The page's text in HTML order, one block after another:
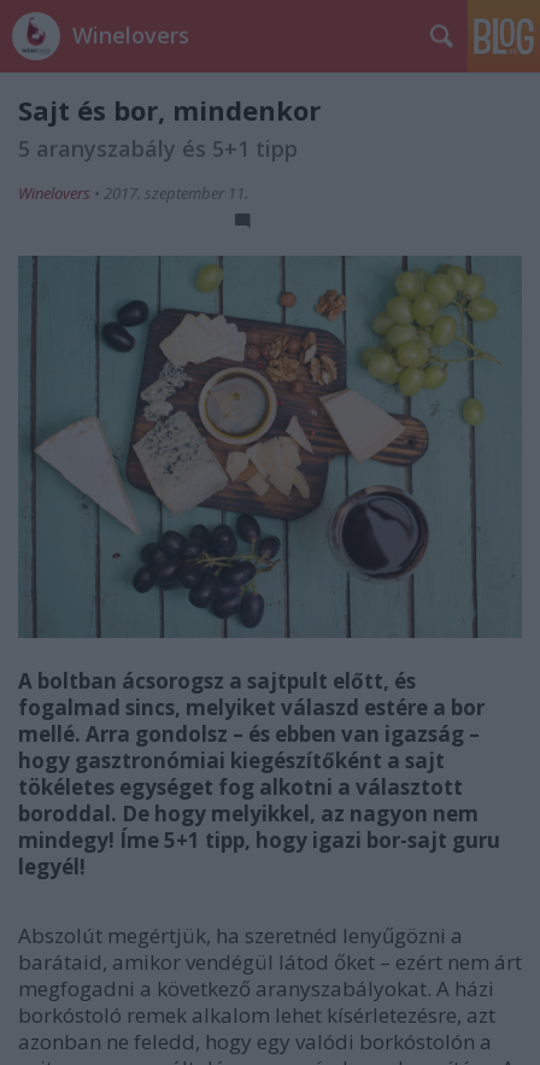
Winelovers
Sajt és bor, mindenkor
5 aranyszabály és 5+1 tipp
Winelovers • 2017. szeptember 11.
A boltban ácsorogsz a sajtpult előtt, és
fogalmad sincs, melyiket válaszd estére a bor
mellé. Arra gondolsz – és ebben van igazság –
hogy gasztronómiai kiegészítőként a sajt
tökéletes egységet fog alkotni a választott
boroddal. De hogy melyikkel, az nagyon nem
mindegy! Íme 5+1 tipp, hogy igazi bor-sajt guru
legyél!
Abszolút megértjük, ha szeretnéd lenyűgözni a
barátaid, amikor vendégül látod őket – ezért nem árt
megfogadni a következő aranyszabályokat. A házi
borkóstoló remek alkalom lehet kísérletezésre, azt
azonban ne feledd, hogy egy valódi borkóstolón a